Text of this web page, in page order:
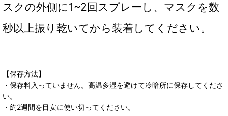
スクの外側に1~2回スプレーし、マスクを数
秒以上振り乾いてから装着してください。
【保存方法】
・保存料入っていません。高温多湿を避けて冷暗所に保存してくださ
い。
・約2週間を目安に使い切ってください。